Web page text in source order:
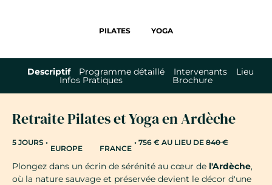
PILATES YOGA
Descriptif Programme détaillé Intervenants Lieu
Infos Pratiques Brochure
Retraite Pilates et Yoga en Ardèche
5 JOURS •
EUROPE FRANCE
• 756 € AU LIEU DE 840 €
Plongez dans un écrin de sérénité au cœur de l'Ardèche,
où la nature sauvage et préservée devient le décor d'une